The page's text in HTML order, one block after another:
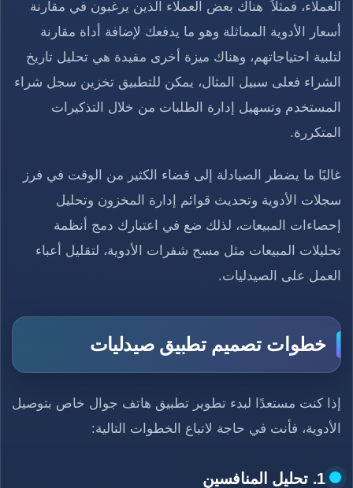
العملاء، فمثلاً هناك بعض العملاء الذين يرغبون في مقارنة
أسعار الأدوية المماثلة وهو ما يدفعك لإضافة أداة مقارنة
لتلبية احتياجاتهم، وهناك ميزة أخرى مفيدة هي تحليل تاريخ
الشراء فعلى سبيل المثال، يمكن للتطبيق تخزين سجل شراء
المستخدم وتسهيل إدارة الطلبات من خلال التذكيرات
المتكررة.
غالبًا ما يضطر الصيادلة إلى قضاء الكثير من الوقت في فرز
سجلات الأدوية وتحديث قوائم إدارة المخزون وتحليل
إحصاءات المبيعات، لذلك ضع في اعتبارك دمج أنظمة
تحليلات المبيعات مثل مسح شفرات الأدوية، لتقليل أعباء
العمل على الصيدليات.
خطوات تصميم تطبيق صيدليات
إذا كنت مستعدًا لبدء تطوير تطبيق هاتف جوال خاص بتوصيل
الأدوية، فأنت في حاجة لاتباع الخطوات التالية:
1. تحليل المنافسين